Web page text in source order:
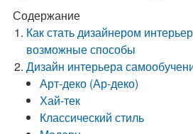
Содержание
Как стать дизайнером
возможные способы
Дизайн интерьера
Арт-деко (Ар-деко)
Хай-тек
Классический стиль